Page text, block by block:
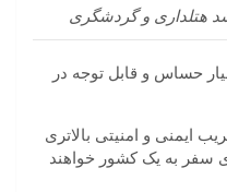
هتلداری و گردشگری
حساس و قابل توجه در
ایمنی و امنیتی بالاتری
سفر به یک کشور خواهند